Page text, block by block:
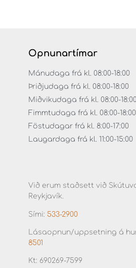
Opnunartímar
Mánudaga frá kl. 08:00-18:00
Þriðjudaga frá kl. 08:00-18:00
Miðvikudaga frá kl. 08:00-
Fimmtudaga frá kl. 08:00-18:00
Föstudagar frá kl. 8:00-17:00
Laugardaga frá kl. 11:00-15:00
Við erum staðsett við
Reykjavík.
Sími: 533-2900
Lásaopnun/uppsetning á
8501
Kt: 690269-7599